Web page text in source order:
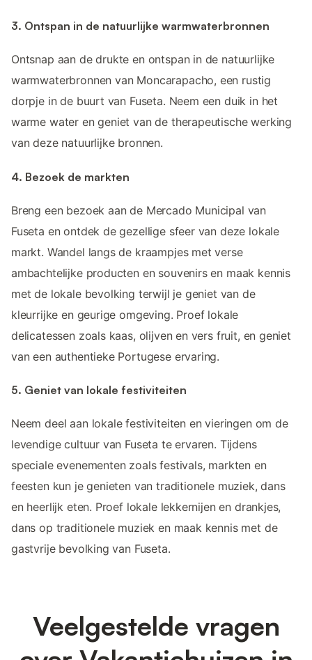
3. Ontspan in de natuurlijke warmwaterbronnen
Ontsnap aan de drukte en ontspan in de natuurlijke
warmwaterbronnen van Moncarapacho, een rustig
dorpje in de buurt van Fuseta. Neem een duik in het
warme water en geniet van de therapeutische werking
van deze natuurlijke bronnen.
4. Bezoek de markten
Breng een bezoek aan de Mercado Municipal van
Fuseta en ontdek de gezellige sfeer van deze lokale
markt. Wandel langs de kraampjes met verse
ambachtelijke producten en souvenirs en maak kennis
met de lokale bevolking terwijl je geniet van de
kleurrijke en geurige omgeving. Proef lokale
delicatessen zoals kaas, olijven en vers fruit, en geniet
van een authentieke Portugese ervaring.
5. Geniet van lokale festiviteiten
Neem deel aan lokale festiviteiten en vieringen om de
levendige cultuur van Fuseta te ervaren. Tijdens
speciale evenementen zoals festivals, markten en
feesten kun je genieten van traditionele muziek, dans
en heerlijk eten. Proef lokale lekkernijen en drankjes,
dans op traditionele muziek en maak kennis met de
gastvrije bevolking van Fuseta.
Veelgestelde vragen